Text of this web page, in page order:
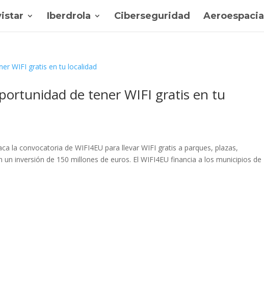
Iberdrola Ciberseguridad Aeroespacial
de tener WIFI gratis en tu
la convocatoria de WIFI4EU para llevar WIFI gratis a parques, plazas,
inversión de 150 millones de euros. El WIFI4EU financia a los municipios de